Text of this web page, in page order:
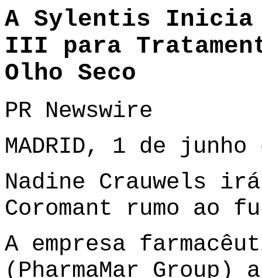
A Sylentis Inicia
III para
Olho Seco
PR Newswire
MADRID, 1 de junho
Nadine Crauwels
Coromant rumo ao
A empresa
(PharmaMar